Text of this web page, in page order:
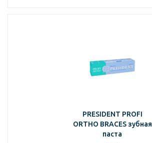
PRESIDENT PROFI
ORTHO BRACES зубная
паста